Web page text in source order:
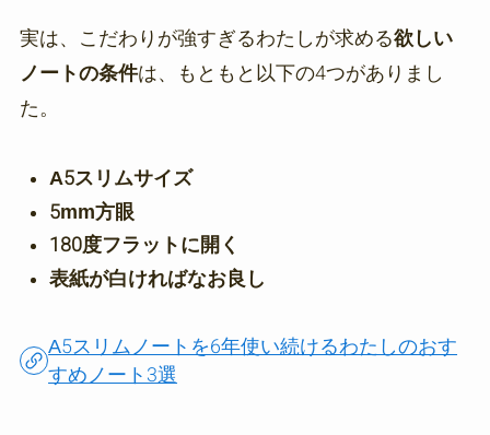
実は、こだわりが強すぎるわたしが求める欲しい
ノートの条件は、もともと以下の4つがありまし
た。
A5スリムサイズ
5mm方眼
180度フラットに開く
表紙が白ければなお良し
A5スリムノートを6年使い続けるわたしのおす
すめノート3選